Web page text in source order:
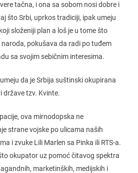
tačna, i ona sa sobom nosi dobre i
što Srbi, uprkos tradiciji, ipak umeju
složeniji plan a loš je u tome što
pokušava da radi po tuđem
sa svojim sebičnim interesima.
da je Srbija suštinski okupirana
države tzv. Kvinte.
ova mirnodopska ne
strane vojske po ulicama naših
i zvuke Lili Marlen sa Pinka ili RTS-a.
okupator uz pomoć čitavog spektra
marketinških, medijskih i